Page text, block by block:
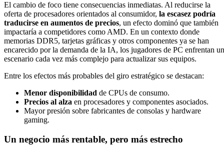
El cambio de foco tiene consecuencias inmediatas. Al reducirse la
oferta de procesadores orientados al consumidor, la escasez podría
traducirse en aumentos de precios, un efecto dominó que también
impactaría a competidores como AMD. En un contexto donde
memorias DDR5, tarjetas gráficas y otros componentes ya se han
encarecido por la demanda de la IA, los jugadores de PC enfrentan un
escenario cada vez más complejo para actualizar sus equipos.
Entre los efectos más probables del giro estratégico se destacan:
Menor disponibilidad de CPUs de consumo.
Precios al alza en procesadores y componentes asociados.
Mayor presión sobre fabricantes de consolas y hardware
gaming.
Un negocio más rentable, pero más estrecho